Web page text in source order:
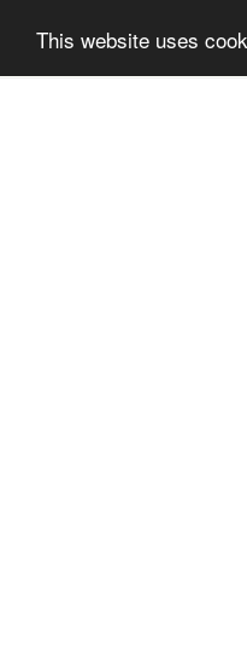
This website uses
Information